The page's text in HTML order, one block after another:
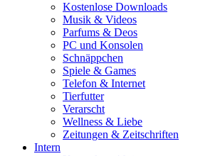
Kostenlose Downloads
Musik & Videos
Parfums & Deos
PC und Konsolen
Schnäppchen
Spiele & Games
Telefon & Internet
Tierfutter
Verarscht
Wellness & Liebe
Zeitungen & Zeitschriften
Intern